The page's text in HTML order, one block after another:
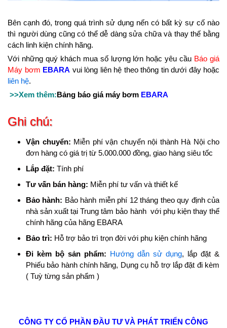
Bên cạnh đó, trong quá trình sử dụng nến có bất kỳ sự cố nào
thì người dùng cũng có thể dễ dàng sửa chữa và thay thế bằng
cách linh kiện chính hãng.
Với những quý khách mua số lượng lớn hoặc yêu cầu Báo giá
Máy bơm EBARA vui lòng liên hệ theo thông tin dưới đây hoặc
liên hệ.
>>Xem thêm:Bảng báo giá máy bơm EBARA
Ghi chú:
Vận chuyển: Miễn phí vận chuyển nội thành Hà Nội cho
đơn hàng có giá trị từ 5.000.000 đồng, giao hàng siêu tốc
Lắp đặt: Tính phí
Tư vấn bán hàng: Miễn phí tư vấn và thiết kế
Bảo hành: Bảo hành miễn phí 12 tháng theo quy định của
nhà sản xuất tại Trung tâm bảo hành với phụ kiện thay thế
chính hãng của hãng EBARA
Bảo trì: Hỗ trợ bảo trì trọn đời với phụ kiện chính hãng
Đi kèm bộ sản phẩm: Hướng dẫn sử dụng, lắp đặt &
Phiếu bảo hành chính hãng, Dụng cụ hỗ trợ lắp đặt đi kèm
( Tuỳ từng sản phẩm )
CÔNG TY CỔ PHẦN ĐẦU TƯ VÀ PHÁT TRIỂN CÔNG